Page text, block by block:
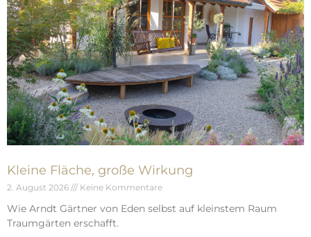
Kleine Fläche, große Wirkung
2. August 2026 Keine Kommentare
Wie Arndt Gärtner von Eden selbst auf kleinstem Raum
Traumgärten erschafft.